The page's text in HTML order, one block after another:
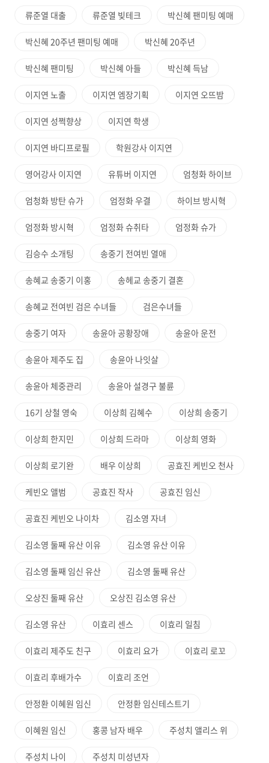
류준열 대출 류준열 빚테크 박신혜 팬미팅 예매
박신혜 20주년 팬미팅 예매 박신혜 20주년
박신혜 팬미팅 박신혜 아들 박신혜 득남
이지연 노출 이지연 엠장기획 이지연 오뜨밤
이지연 성쩍향상 이지연 학생
이지연 바디프로필 학원강사 이지연
영어강사 이지연 유튜버 이지연 엄청화 하이브
엄청화 방탄 슈가 엄정화 우결 하이브 방시혁
엄정화 방시혁 엄정화 슈취타 엄정화 슈가
김승수 소개팅 송중기 전여빈 열애
송혜교 송중기 이홍 송헤교 송중기 결혼
송혜교 전여빈 검은 수녀들 검은수녀들
송중기 여자 송윤아 공황장애 송윤아 운전
송윤아 제주도 집 송윤아 나잇살
송윤아 체중관리 송윤아 설경구 불륜
16기 상철 영숙 이상희 김혜수 이상희 송중기
이상희 한지민 이상희 드라마 이상희 영화
이상희 로기완 배우 이상희 공효진 케빈오 천사
케빈오 앨범 공효진 작사 공효진 임신
공효진 케빈오 나이차 김소영 자녀
김소영 둘째 유산 이유 김소영 유산 이유
김소영 둘째 임신 유산 김소영 둘째 유산
오상진 둘째 유산 오상진 김소영 유산
김소영 유산 이효리 센스 이효리 일침
이효리 제주도 친구 이효리 요가 이효리 로꼬
이효리 후배가수 이효리 조언
안정환 이혜원 임신 안정환 임신테스트기
이혜원 임신 홍콩 남자 배우 주성치 앨리스 위
주성치 나이 주성치 미성년자